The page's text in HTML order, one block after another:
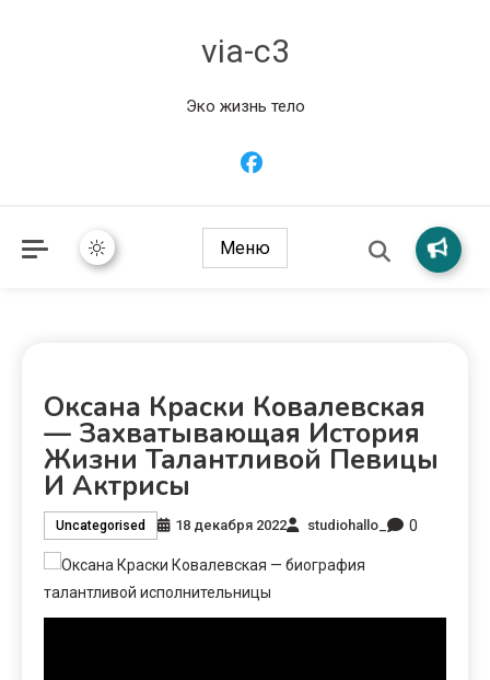
via-c3
Эко жизнь тело
Меню
Оксана Краски Ковалевская
— Захватывающая История
Жизни Талантливой Певицы
И Актрисы
Uncategorised 18 декабря 2022 studiohallo_ 0